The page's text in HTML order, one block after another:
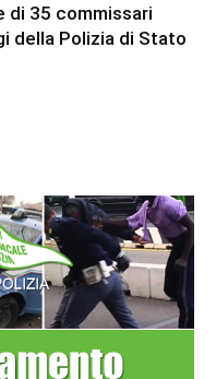
di 35 commissari
della Polizia di Stato